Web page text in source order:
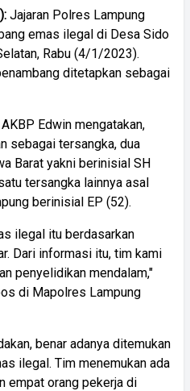
Jajaran Polres Lampung
emas ilegal di Desa Sido
Rabu (4/1/2023).
ditetapkan sebagai
Edwin mengatakan,
sebagai tersangka, dua
Barat yakni berinisial SH
tersangka lainnya asal
berinisial EP (52).
ilegal itu berdasarkan
Dari informasi itu, tim kami
penyelidikan mendalam,"
di Mapolres Lampung
benar adanya ditemukan
ilegal. Tim menemukan ada
empat orang pekerja di